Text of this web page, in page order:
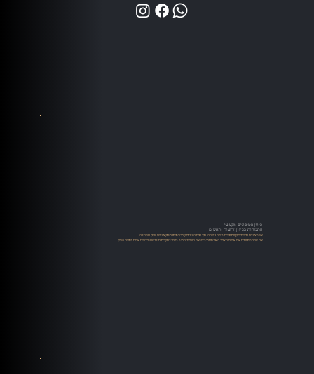
כיוון פטיפונים מקצועי-
התמחות בכיוון זרועות וראשים
אנו מציעים שירותי כיוון פטיפונים ברמה גבוהה, תוך שמירה על דיוק טכני מוחלט ומקצועיות שאין שניה לה.
אם אתם מחפשים את איכות הצליל האולטימטיבית ואת השימור הטוב ביותר לתקליטים, לראש וליהלום אתם במקום הנכון.​​